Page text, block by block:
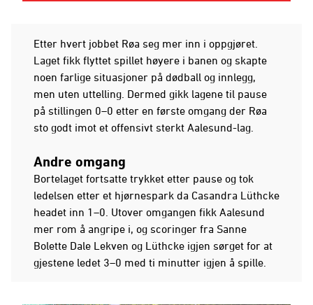
Etter hvert jobbet Røa seg mer inn i oppgjøret.
Laget fikk flyttet spillet høyere i banen og skapte
noen farlige situasjoner på dødball og innlegg,
men uten uttelling. Dermed gikk lagene til pause
på stillingen 0–0 etter en første omgang der Røa
sto godt imot et offensivt sterkt Aalesund-lag.
Andre omgang
Bortelaget fortsatte trykket etter pause og tok
ledelsen etter et hjørnespark da Casandra Lüthcke
headet inn 1–0. Utover omgangen fikk Aalesund
mer rom å angripe i, og scoringer fra Sanne
Bolette Dale Lekven og Lüthcke igjen sørget for at
gjestene ledet 3–0 med ti minutter igjen å spille.